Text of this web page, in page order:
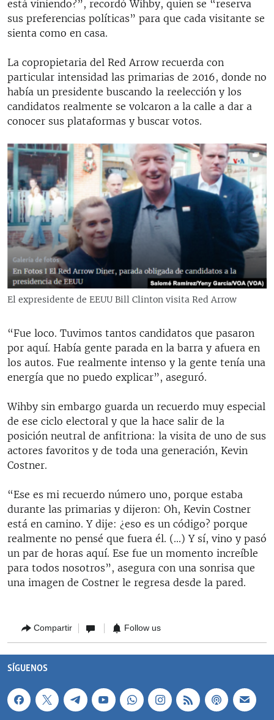
está viniendo?”, recordó Wihby, quien se “reserva
sus preferencias políticas” para que cada visitante se
sienta como en casa.
La copropietaria del Red Arrow recuerda con
particular intensidad las primarias de 2016, donde no
había un presidente buscando la reelección y los
candidatos realmente se volcaron a la calle a dar a
conocer sus plataformas y buscar votos.
El expresidente de EEUU Bill Clinton visita Red Arrow
“Fue loco. Tuvimos tantos candidatos que pasaron
por aquí. Había gente parada en la barra y afuera en
los autos. Fue realmente intenso y la gente tenía una
energía que no puedo explicar”, aseguró.
Wihby sin embargo guarda un recuerdo muy especial
de ese ciclo electoral y que la hace salir de la
posición neutral de anfitriona: la visita de uno de sus
actores favoritos y de toda una generación, Kevin
Costner.
“Ese es mi recuerdo número uno, porque estaba
durante las primarias y dijeron: Oh, Kevin Costner
está en camino. Y dije: ¿eso es un código? porque
realmente no pensé que fuera él. (...) Y sí, vino y pasó
un par de horas aquí. Ese fue un momento increíble
para todos nosotros”, asegura con una sonrisa que
una imagen de Costner le regresa desde la pared.
Compartir Follow us
SÍGUENOS